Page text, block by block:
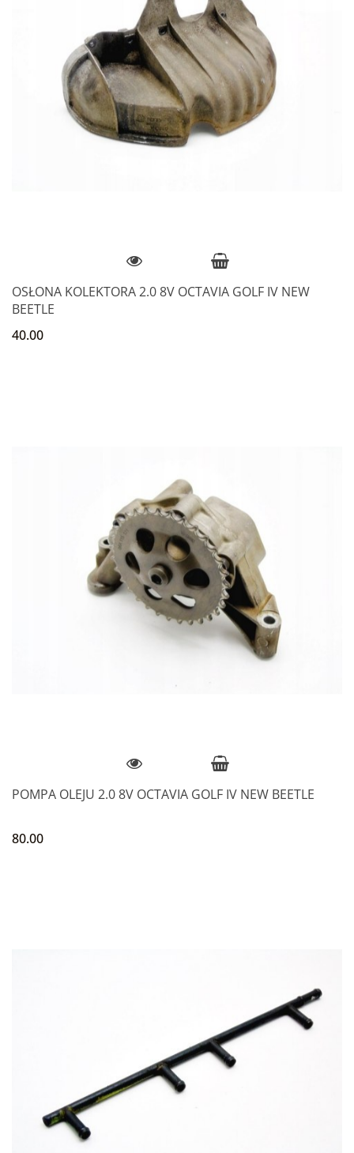
OSŁONA KOLEKTORA 2.0 8V OCTAVIA GOLF IV NEW
BEETLE
40.00
POMPA OLEJU 2.0 8V OCTAVIA GOLF IV NEW BEETLE
80.00